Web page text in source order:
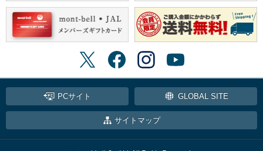
PCサイト GLOBAL SITE
サイトマップ